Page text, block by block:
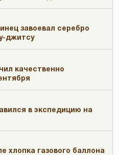
завоевал серебро
джитсу
качественно
в экспедицию на
хлопка газового баллона